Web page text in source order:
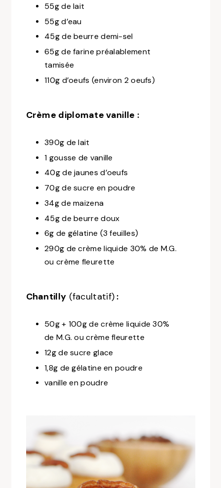
55g de lait
55g d’eau
45g de beurre demi-sel
65g de farine préalablement
tamisée
110g d’oeufs (environ 2 oeufs)
Crème diplomate vanille :
390g de lait
1 gousse de vanille
40g de jaunes d’oeufs
70g de sucre en poudre
34g de maizena
45g de beurre doux
6g de gélatine (3 feuilles)
290g de crème liquide 30% de M.G.
ou crème fleurette
Chantilly (facultatif) :
50g + 100g de crème liquide 30%
de M.G. ou crème fleurette
12g de sucre glace
1,8g de gélatine en poudre
vanille en poudre